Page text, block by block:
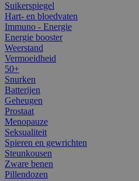
Suikerspiegel
Hart- en bloedvaten
Immuno - Energie
Energie booster
Weerstand
Vermoeidheid
50+
Snurken
Batterijen
Geheugen
Prostaat
Menopauze
Seksualiteit
Spieren en gewrichten
Steunkousen
Zware benen
Pillendozen